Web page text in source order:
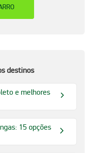
destinos
e melhores
15 opções